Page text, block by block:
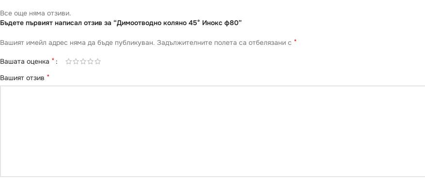
Все още няма отзиви.
Бъдете първият написал отзив за “Димоотводно коляно 45° Инокс ф80”
Вашият имейл адрес няма да бъде публикуван. Задължителните полета са отбелязани с *
Вашата оценка *
Вашият отзив *